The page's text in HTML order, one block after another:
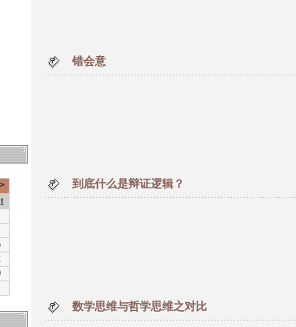
错会意
到底什么是辩证逻辑？
数学思维与哲学思维之对比